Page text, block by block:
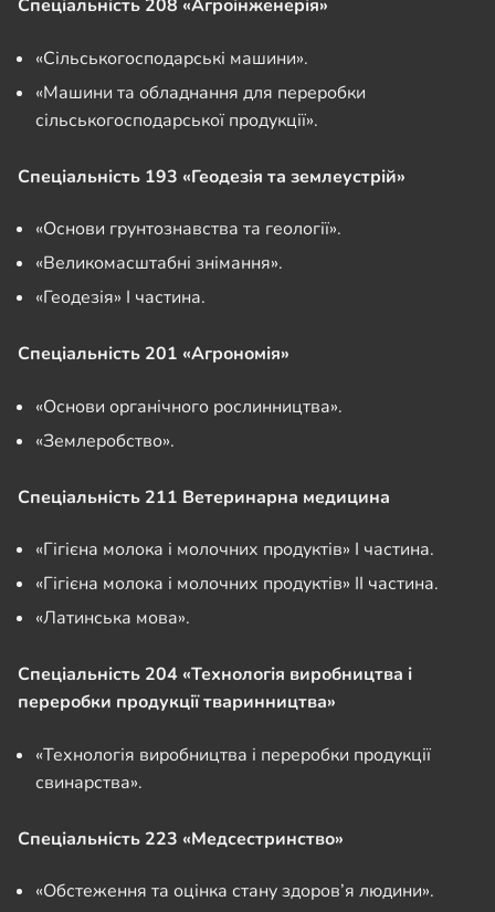
Спеціальність 208 «Агроінженерія»
«Сільськогосподарські машини».
«Машини та обладнання для переробки
сільськогосподарської продукції».
Спеціальність 193 «Геодезія та землеустрій»
«Основи грунтознавства та геології».
«Великомасштабні знімання».
«Геодезія» І частина.
Спеціальність 201 «Агрономія»
«Основи органічного рослинництва».
«Землеробство».
Спеціальність 211 Ветеринарна медицина
«Гігієна молока і молочних продуктів» І частина.
«Гігієна молока і молочних продуктів» ІІ частина.
«Латинська мова».
Спеціальність 204 «Технологія виробництва і
переробки продукції тваринництва»
«Технологія виробництва і переробки продукції
свинарства».
Спеціальність 223 «Медсестринство»
«Обстеження та оцінка стану здоров’я людини».